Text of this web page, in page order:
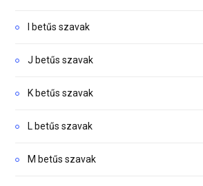
I betűs szavak
J betűs szavak
K betűs szavak
L betűs szavak
M betűs szavak